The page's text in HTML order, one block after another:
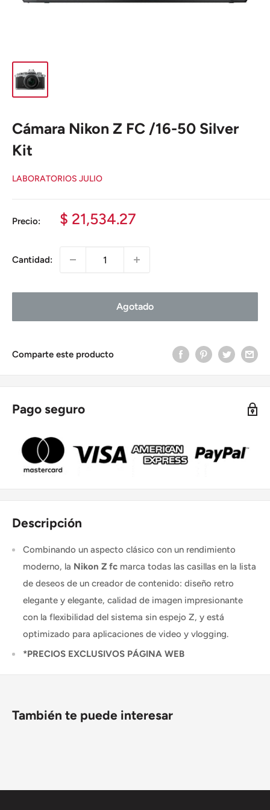
Cámara Nikon Z FC /16-50 Silver
Kit
LABORATORIOS JULIO
Precio:
Precio
$ 21,534.27
Cantidad:
Agotado
Comparte este producto
Pago seguro
Descripción
Combinando un aspecto clásico con un rendimiento
moderno, la Nikon Z fc marca todas las casillas en la lista
de deseos de un creador de contenido: diseño retro
elegante y elegante, calidad de imagen impresionante
con la flexibilidad del sistema sin espejo Z, y está
optimizado para aplicaciones de video y vlogging.
*PRECIOS EXCLUSIVOS PÁGINA WEB
También te puede interesar